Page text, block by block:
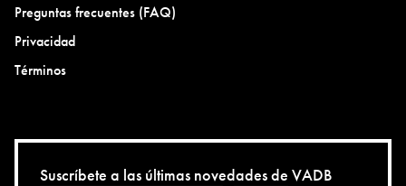
Preguntas frecuentes (FAQ)
Privacidad
Términos
Suscríbete a las últimas novedades de VADB